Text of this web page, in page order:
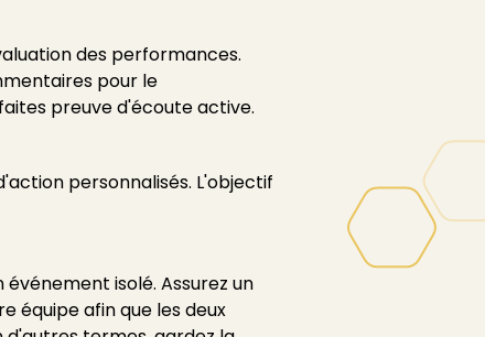
des performances.
pour le
preuve d'écoute active.
personnalisés. L'objectif
isolé. Assurez un
équipe afin que les deux